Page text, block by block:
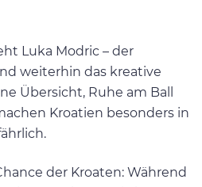
Luka Modric – der
weiterhin das kreative
Übersicht, Ruhe am Ball
Kroatien besonders in
der Kroaten: Während